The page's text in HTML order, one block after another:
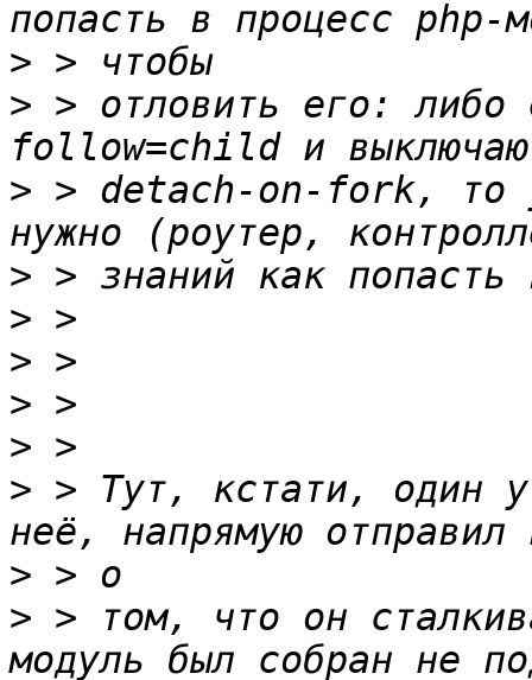
>
> > отловить его: либо
> > detach-on-fork, то
>
>
>
>
>
> > Тут, кстати, один
>
> > том, что он